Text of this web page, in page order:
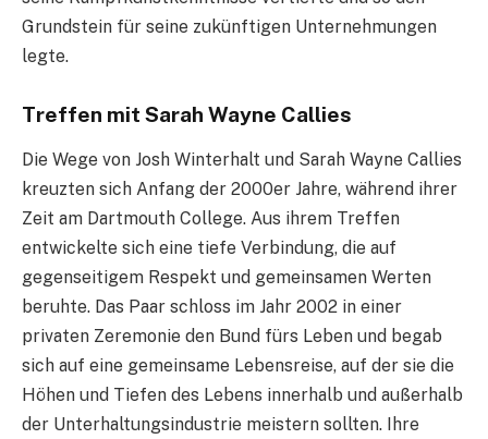
Grundstein für seine zukünftigen Unternehmungen
legte.
Treffen mit Sarah Wayne Callies
Die Wege von Josh Winterhalt und Sarah Wayne Callies
kreuzten sich Anfang der 2000er Jahre, während ihrer
Zeit am Dartmouth College. Aus ihrem Treffen
entwickelte sich eine tiefe Verbindung, die auf
gegenseitigem Respekt und gemeinsamen Werten
beruhte. Das Paar schloss im Jahr 2002 in einer
privaten Zeremonie den Bund fürs Leben und begab
sich auf eine gemeinsame Lebensreise, auf der sie die
Höhen und Tiefen des Lebens innerhalb und außerhalb
der Unterhaltungsindustrie meistern sollten. Ihre